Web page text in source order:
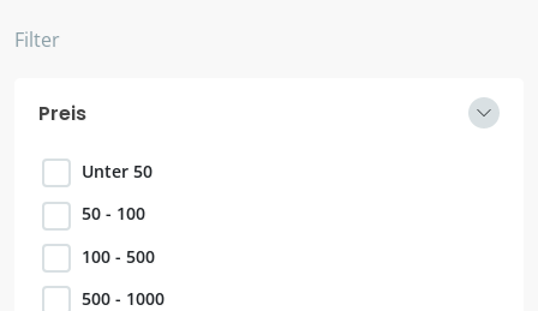
Filter
Preis
Unter 50
50 - 100
100 - 500
500 - 1000